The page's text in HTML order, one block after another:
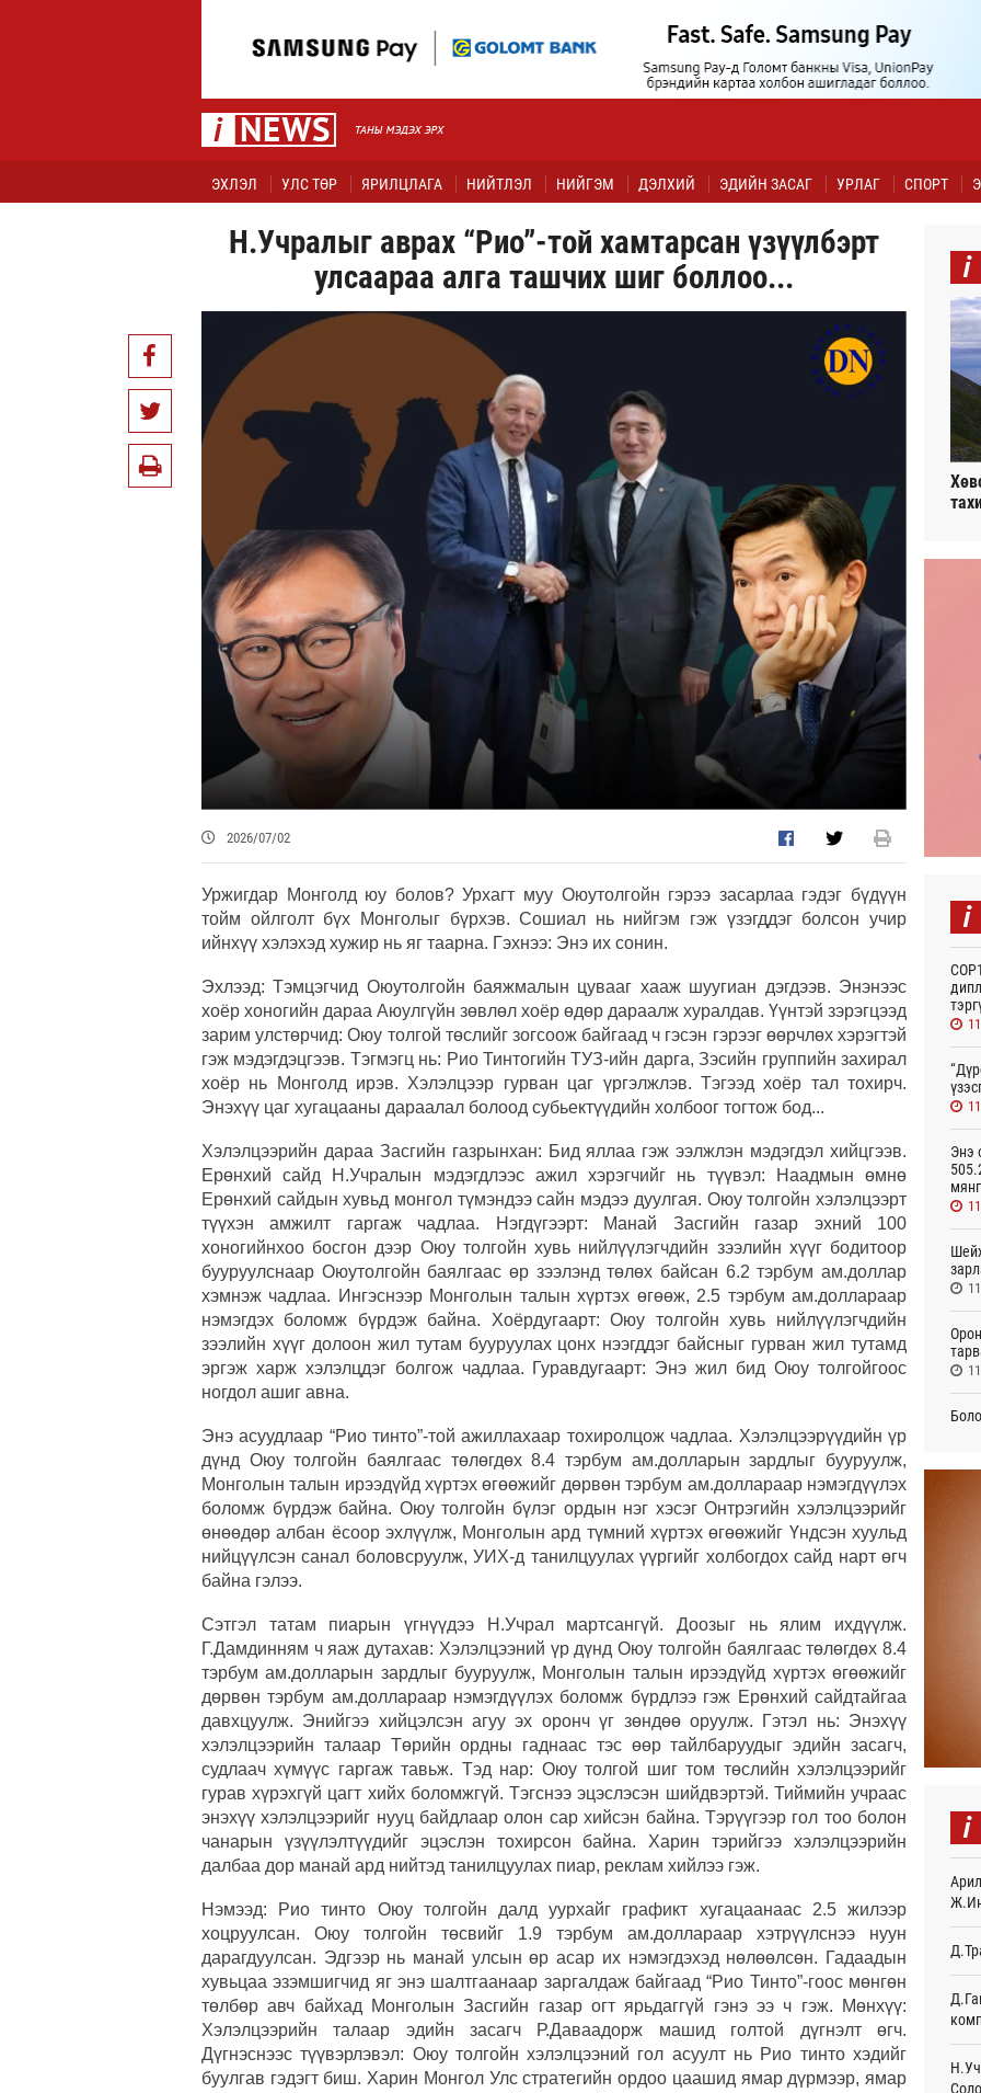
ЭХЛЭЛ УЛС ТӨР ЯРИЛЦЛАГА НИЙТЛЭЛ НИЙГЭМ ДЭЛХИЙ ЭДИЙН ЗАСАГ УРЛАГ СПОРТ
Н.Учралыг аврах “Рио”-той хамтарсан үзүүлбэрт
улсаараа алга ташчих шиг боллоо...
2026/07/02
Уржигдар Монголд юу болов? Урхагт муу Оюутолгойн гэрээ засарлаа гэдэг бүдүүн
тойм ойлголт бүх Монголыг бүрхэв. Сошиал нь нийгэм гэж үзэгддэг болсон учир
ийнхүү хэлэхэд хужир нь яг таарна. Гэхнээ: Энэ их сонин.
Эхлээд: Тэмцэгчид Оюутолгойн баяжмалын цувааг хааж шуугиан дэгдээв. Энэнээс
хоёр хоногийн дараа Аюулгүйн зөвлөл хоёр өдөр дараалж хуралдав. Үүнтэй зэрэгцээд
зарим улстөрчид: Оюу толгой төслийг зогсоож байгаад ч гэсэн гэрээг өөрчлөх хэрэгтэй
гэж мэдэгдэцгээв. Тэгмэгц нь: Рио Тинтогийн ТУЗ-ийн дарга, Зэсийн группийн захирал
хоёр нь Монголд ирэв. Хэлэлцээр гурван цаг үргэлжлэв. Тэгээд хоёр тал тохирч.
Энэхүү цаг хугацааны дараалал болоод субьектүүдийн холбоог тогтож бод...
Хэлэлцээрийн дараа Засгийн газрынхан: Бид яллаа гэж ээлжлэн мэдэгдэл хийцгээв.
Ерөнхий сайд Н.Учралын мэдэгдлээс ажил хэрэгчийг нь түүвэл: Наадмын өмнө
Ерөнхий сайдын хувьд монгол түмэндээ сайн мэдээ дуулгая. Оюу толгойн хэлэлцээрт
түүхэн амжилт гаргаж чадлаа. Нэгдүгээрт: Манай Засгийн газар эхний 100
хоногийнхоо босгон дээр Оюу толгойн хувь нийлүүлэгчдийн зээлийн хүүг бодитоор
бууруулснаар Оюутолгойн баялгаас өр зээлэнд төлөх байсан 6.2 тэрбум ам.доллар
хэмнэж чадлаа. Ингэснээр Монголын талын хүртэх өгөөж, 2.5 тэрбум ам.доллараар
нэмэгдэх боломж бүрдэж байна. Хоёрдугаарт: Оюу толгойн хувь нийлүүлэгчдийн
зээлийн хүүг долоон жил тутам бууруулах цонх нээгддэг байсныг гурван жил тутамд
эргэж харж хэлэлцдэг болгож чадлаа. Гуравдугаарт: Энэ жил бид Оюу толгойгоос
ногдол ашиг авна.
Энэ асуудлаар “Рио тинто”-той ажиллахаар тохиролцож чадлаа. Хэлэлцээрүүдийн үр
дүнд Оюу толгойн баялгаас төлөгдөх 8.4 тэрбум ам.долларын зардлыг бууруулж,
Монголын талын ирээдүйд хүртэх өгөөжийг дөрвөн тэрбум ам.доллараар нэмэгдүүлэх
боломж бүрдэж байна. Оюу толгойн бүлэг ордын нэг хэсэг Онтрэгийн хэлэлцээрийг
өнөөдөр албан ёсоор эхлүүлж, Монголын ард түмний хүртэх өгөөжийг Үндсэн хуульд
нийцүүлсэн санал боловсруулж, УИХ-д танилцуулах үүргийг холбогдох сайд нарт өгч
байна гэлээ.
Сэтгэл татам пиарын үгнүүдээ Н.Учрал мартсангүй. Доозыг нь ялим ихдүүлж.
Г.Дамдинням ч яаж дутахав: Хэлэлцээний үр дүнд Оюу толгойн баялгаас төлөгдөх 8.4
тэрбум ам.долларын зардлыг бууруулж, Монголын талын ирээдүйд хүртэх өгөөжийг
дөрвөн тэрбум ам.доллараар нэмэгдүүлэх боломж бүрдлээ гэж Ерөнхий сайдтайгаа
давхцуулж. Энийгээ хийцэлсэн агуу эх оронч үг зөндөө оруулж. Гэтэл нь: Энэхүү
хэлэлцээрийн талаар Төрийн ордны гаднаас тэс өөр тайлбаруудыг эдийн засагч,
судлаач хүмүүс гаргаж тавьж. Тэд нар: Оюу толгой шиг том төслийн хэлэлцээрийг
гурав хүрэхгүй цагт хийх боломжгүй. Тэгснээ эцэслэсэн шийдвэртэй. Тиймийн учраас
энэхүү хэлэлцээрийг нууц байдлаар олон сар хийсэн байна. Тэрүүгээр гол тоо болон
чанарын үзүүлэлтүүдийг эцэслэн тохирсон байна. Харин тэрийгээ хэлэлцээрийн
далбаа дор манай ард нийтэд танилцуулах пиар, реклам хийлээ гэж.
Нэмээд: Рио тинто Оюу толгойн далд уурхайг графикт хугацаанаас 2.5 жилээр
хоцруулсан. Оюу толгойн төсвийг 1.9 тэрбум ам.доллараар хэтрүүлснээ нуун
дарагдуулсан. Эдгээр нь манай улсын өр асар их нэмэгдэхэд нөлөөлсөн. Гадаадын
хувьцаа эзэмшигчид яг энэ шалтгаанаар заргалдаж байгаад “Рио Тинто”-гоос мөнгөн
төлбөр авч байхад Монголын Засгийн газар огт ярьдаггүй гэнэ ээ ч гэж. Мөнхүү:
Хэлэлцээрийн талаар эдийн засагч Р.Даваадорж машид голтой дүгнэлт өгч.
Дүгнэснээс түүвэрлэвэл: Оюу толгойн хэлэлцээний гол асуулт нь Рио тинто хэдийг
буулгав гэдэгт биш. Харин Монгол Улс стратегийн ордоо цаашид ямар дүрмээр, ямар
i
i
Энэ
i